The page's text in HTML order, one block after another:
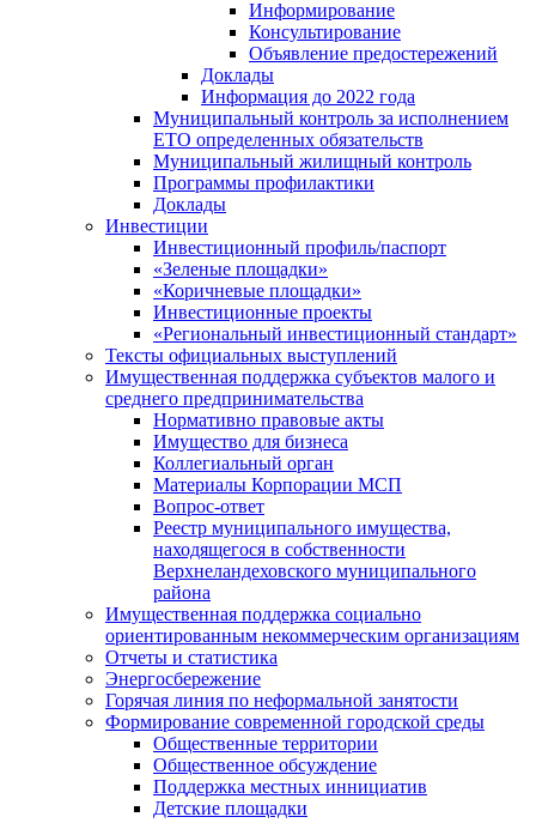
Информирование
Консультирование
Объявление предостережений
Доклады
Информация до 2022 года
Муниципальный контроль за исполнением
ЕТО определенных обязательств
Муниципальный жилищный контроль
Программы профилактики
Доклады
Инвестиции
Инвестиционный профиль/паспорт
«Зеленые площадки»
«Коричневые площадки»
Инвестиционные проекты
«Региональный инвестиционный стандарт»
Тексты официальных выступлений
Имущественная поддержка субъектов малого и
среднего предпринимательства
Нормативно правовые акты
Имущество для бизнеса
Коллегиальный орган
Материалы Корпорации МСП
Вопрос-ответ
Реестр муниципального имущества,
находящегося в собственности
Верхнеландеховского муниципального
района
Имущественная поддержка социально
ориентированным некоммерческим организациям
Отчеты и статистика
Энергосбережение
Горячая линия по неформальной занятости
Формирование современной городской среды
Общественные территории
Общественное обсуждение
Поддержка местных иннициатив
Детские площадки